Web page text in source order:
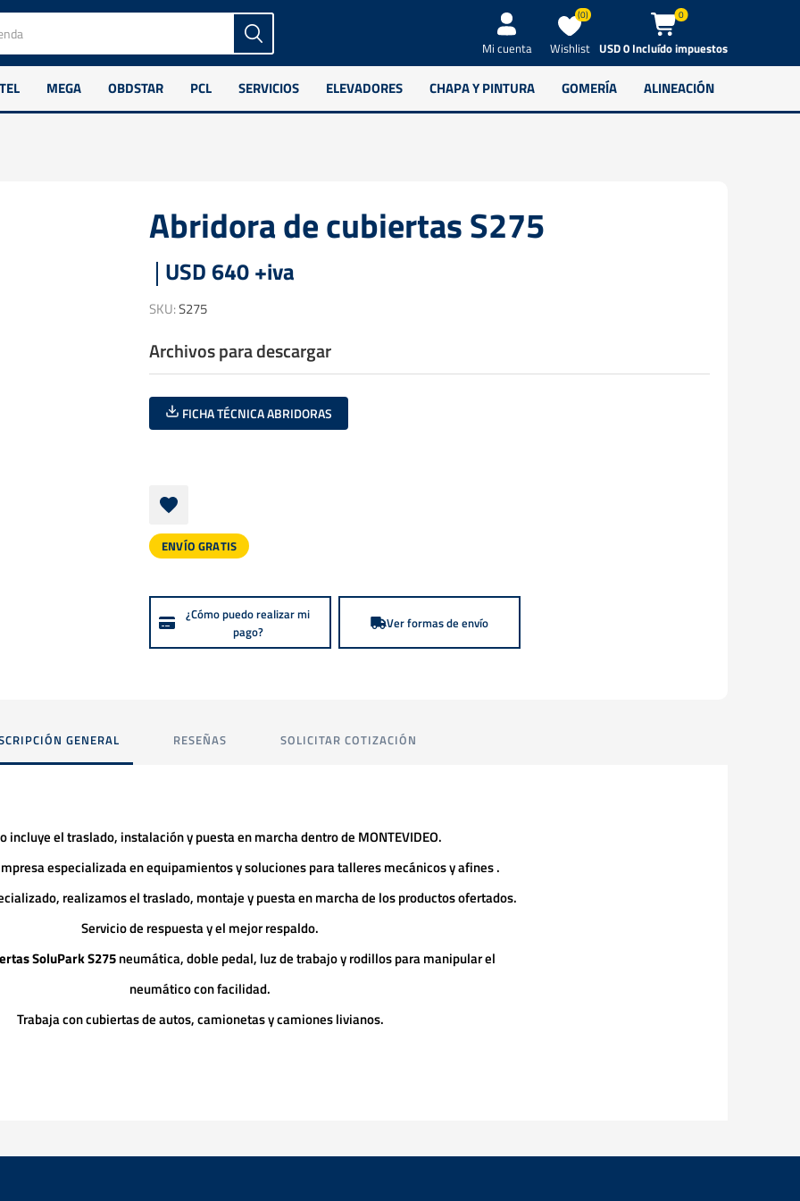
Mi cuenta Wishlist
(0) 0
USD 0 Incluído impuestos
MEGA OBDSTAR PCL SERVICIOS ELEVADORES CHAPA Y PINTURA GOMERÍA ALINEACIÓN
Abridora de cubiertas S275
USD 640 +iva
SKU:S275
Archivos para descargar
FICHA TÉCNICA ABRIDORAS
ENVÍO GRATIS
¿Cómo puedo realizar mi
pago?
Ver formas de envío
GENERAL RESEÑAS SOLICITAR COTIZACIÓN
incluye el traslado, instalación y puesta en marcha dentro de MONTEVIDEO.
especializada en equipamientos y soluciones para talleres mecánicos y afines .
realizamos el traslado, montaje y puesta en marcha de los productos ofertados.
Servicio de respuesta y el mejor respaldo.
SoluPark S275neumática, doble pedal, luz de trabajo y rodillos para manipular el
neumático con facilidad.
Trabaja con cubiertas de autos, camionetas y camiones livianos.